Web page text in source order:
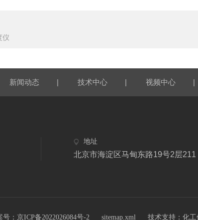
仪
新闻动态 | 技术中心 | 视频中心 |
地址
北京市海淀区马甸东路19号2层211
号：京ICP备2022026084号-2 sitemap.xml 技术支持： 化工